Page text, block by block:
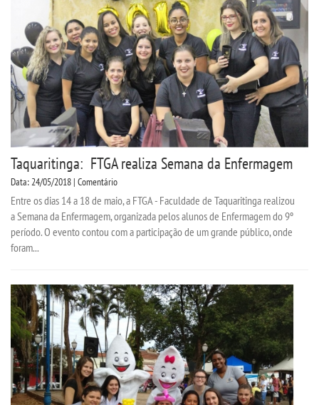
Taquaritinga: FTGA realiza Semana da Enfermagem
Data: 24/05/2018 | Comentário
Entre os dias 14 a 18 de maio, a FTGA - Faculdade de Taquaritinga realizou
a Semana da Enfermagem, organizada pelos alunos de Enfermagem do 9º
período. O evento contou com a participação de um grande público, onde
foram...